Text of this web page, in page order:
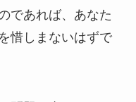
であれば、あなた
惜しまないはずで